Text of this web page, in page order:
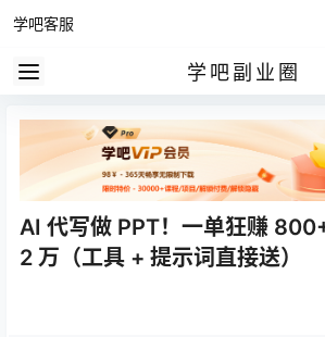
学吧客服
学吧副业圈
AI 代写做 PPT！一单狂赚
2 万（工具 + 提示词直接送）